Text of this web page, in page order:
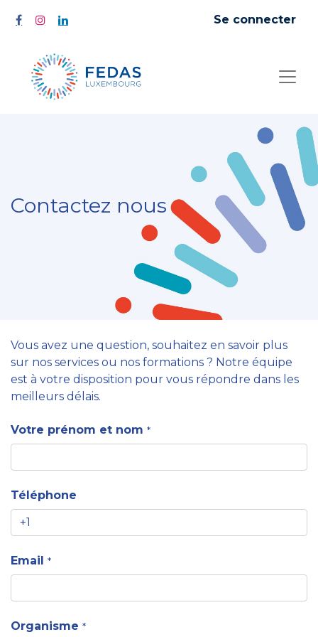
Se connecter
Contactez nous
Vous avez une question, souhaitez en savoir plus
sur nos services ou nos formations ? Notre équipe
est à votre disposition pour vous répondre dans les
meilleurs délais.
Votre prénom et nom *
Téléphone
Email *
Organisme *